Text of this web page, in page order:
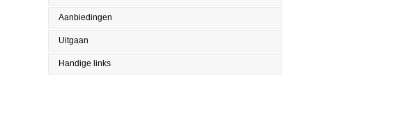
Aanbiedingen
Uitgaan
Handige links